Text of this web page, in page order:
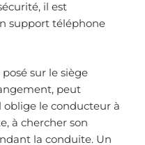
il est
support téléphone
sur le siège
peut
le conducteur à
à chercher son
la conduite. Un